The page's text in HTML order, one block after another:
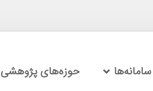
حوزه‌های پژوهشی